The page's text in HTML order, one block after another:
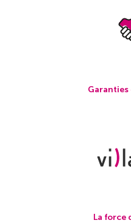
La force